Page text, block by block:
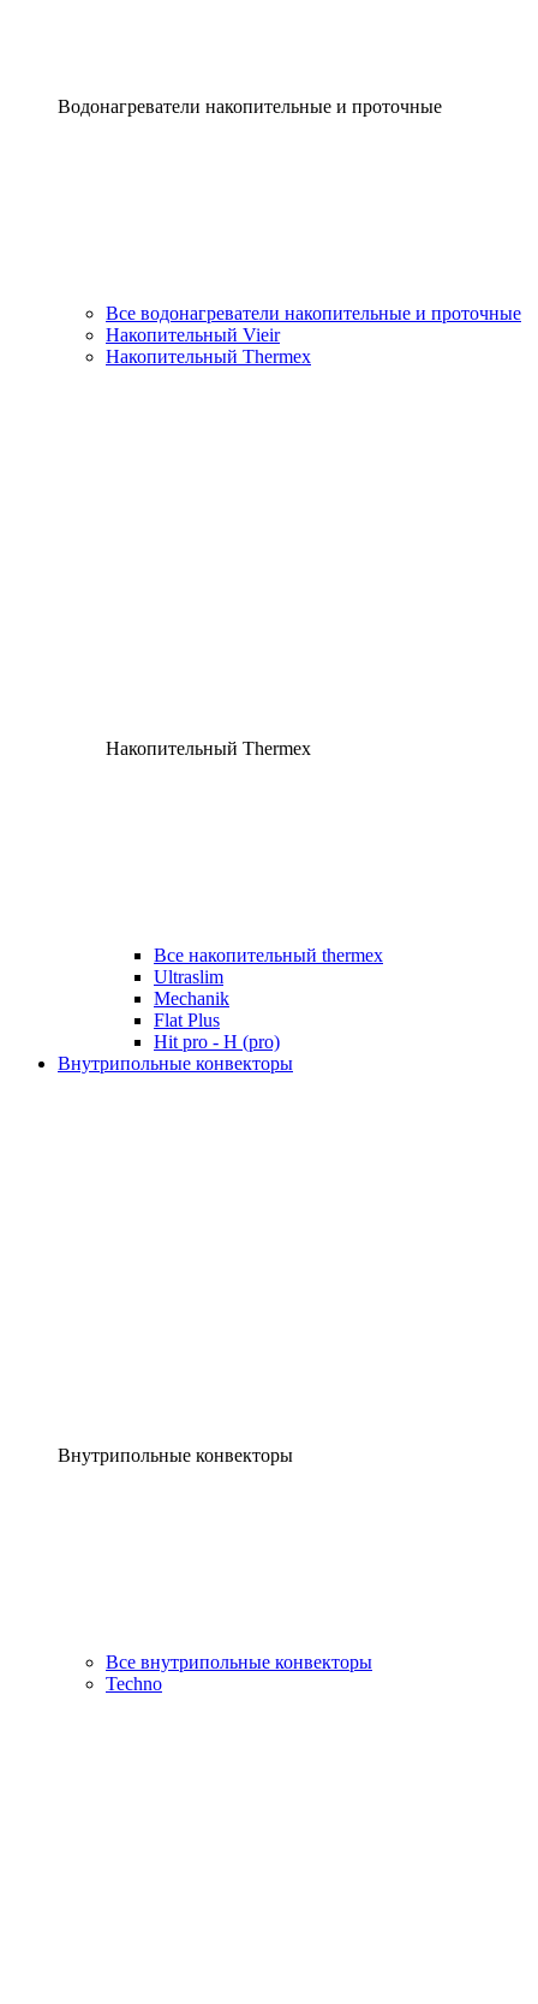
Водонагреватели накопительные и проточные
Все водонагреватели накопительные и проточные
Накопительный Vieir
Накопительный Thermex
Накопительный Thermex
Все накопительный thermex
Ultraslim
Mechanik
Flat Plus
Hit pro - H (pro)
Внутрипольные конвекторы
Внутрипольные конвекторы
Все внутрипольные конвекторы
Techno